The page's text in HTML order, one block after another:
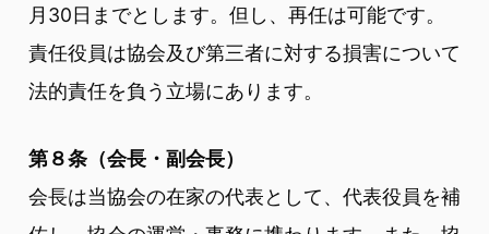
月30日までとします。但し、再任は可能です。
責任役員は協会及び第三者に対する損害について
法的責任を負う立場にあります。
第８条（会長・副会長）
会長は当協会の在家の代表として、代表役員を補